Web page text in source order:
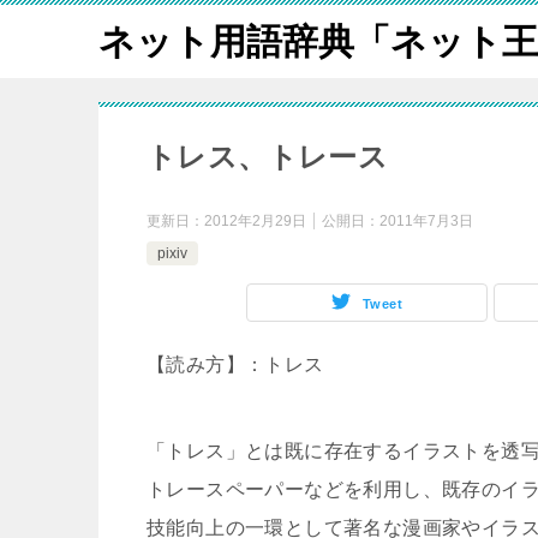
ネット用語辞典「ネット
トレス、トレース
更新日： 2012年2月29日 公開日： 2011年7月3日
pixiv
Tweet
【読み方】：トレス
「トレス」とは既に存在するイラストを透
トレースペーパーなどを利用し、既存のイ
技能向上の一環として著名な漫画家やイラ